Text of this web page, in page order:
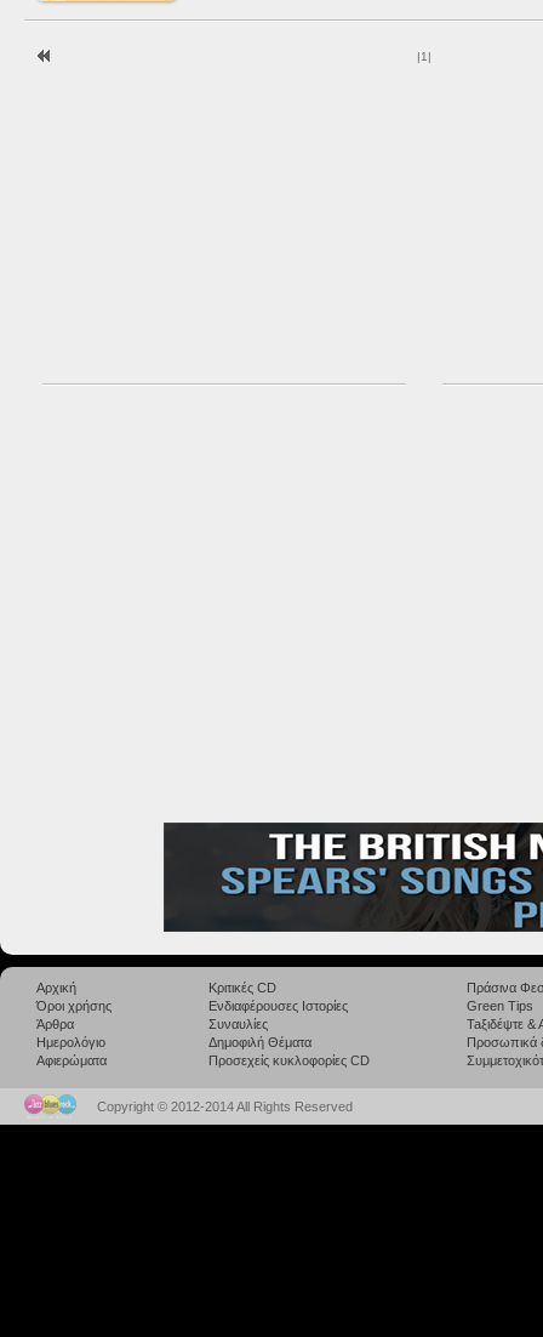
|1 |
Αρχική
Όροι χρήσης
Άρθρα
Ημερολόγιο
Αφιερώματα
Κριτικές CD
Ενδιαφέρουσες Ιστορίες
Συναυλίες
Δημοφιλή Θέματα
Προσεχείς κυκλοφορίες CD
Πράσινα
Green Tips
Taξιδέψτε
Προσωπικά
Copyright © 2012-2014 All Rights Reserved